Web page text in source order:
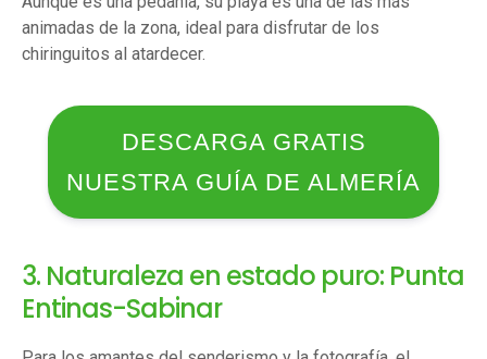
animadas de la zona, ideal para disfrutar de los
chiringuitos al atardecer.
DESCARGA GRATIS
NUESTRA GUÍA DE ALMERÍA
3. Naturaleza en estado puro: Punta
Entinas-Sabinar